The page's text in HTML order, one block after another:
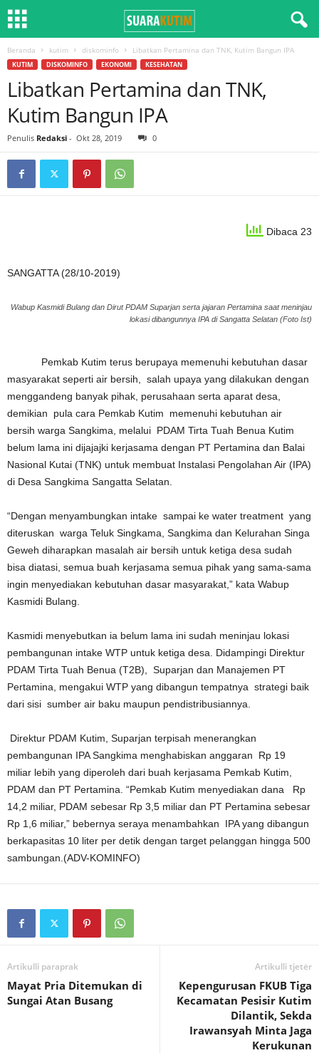
Beranda kutim diskominfo Libatkan Pertamina dan TNK, Kutim Bangun IPA
KUTIM DISKOMINFO EKONOMI KESEHATAN
Libatkan Pertamina dan TNK,
Kutim Bangun IPA
Penulis Redaksi - Okt 28, 2019 0
Dibaca 23
SANGATTA (28/10-2019)
Wabup Kasmidi Bulang dan Dirut PDAM Suparjan serta jajaran Pertamina saat meninjau
lokasi dibangunnya IPA di Sangatta Selatan (Foto Ist)
Pemkab Kutim terus berupaya memenuhi kebutuhan dasar
masyarakat seperti air bersih, salah upaya yang dilakukan dengan
menggandeng banyak pihak, perusahaan serta aparat desa,
demikian pula cara Pemkab Kutim memenuhi kebutuhan air
bersih warga Sangkima, melalui PDAM Tirta Tuah Benua Kutim
belum lama ini dijajajki kerjasama dengan PT Pertamina dan Balai
Nasional Kutai (TNK) untuk membuat Instalasi Pengolahan Air (IPA)
di Desa Sangkima Sangatta Selatan.
“Dengan menyambungkan intake sampai ke water treatment yang
diteruskan warga Teluk Singkama, Sangkima dan Kelurahan Singa
Geweh diharapkan masalah air bersih untuk ketiga desa sudah
bisa diatasi, semua buah kerjasama semua pihak yang sama-sama
ingin menyediakan kebutuhan dasar masyarakat,” kata Wabup
Kasmidi Bulang.
Kasmidi menyebutkan ia belum lama ini sudah meninjau lokasi
pembangunan intake WTP untuk ketiga desa. Didampingi Direktur
PDAM Tirta Tuah Benua (T2B), Suparjan dan Manajemen PT
Pertamina, mengakui WTP yang dibangun tempatnya strategi baik
dari sisi sumber air baku maupun pendistribusiannya.
Direktur PDAM Kutim, Suparjan terpisah menerangkan
pembangunan IPA Sangkima menghabiskan anggaran Rp 19
miliar lebih yang diperoleh dari buah kerjasama Pemkab Kutim,
PDAM dan PT Pertamina. “Pemkab Kutim menyediakan dana Rp
14,2 miliar, PDAM sebesar Rp 3,5 miliar dan PT Pertamina sebesar
Rp 1,6 miliar,” bebernya seraya menambahkan IPA yang dibangun
berkapasitas 10 liter per detik dengan target pelanggan hingga 500
sambungan.(ADV-KOMINFO)
Artikulli paraprak
Mayat Pria Ditemukan di
Sungai Atan Busang
Artikulli tjetër
Kepengurusan FKUB Tiga
Kecamatan Pesisir Kutim
Dilantik, Sekda
Irawansyah Minta Jaga
Kerukunan